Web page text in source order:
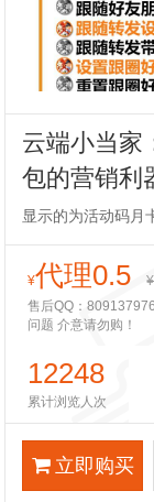
云端小当家
包的营销利
显示的为活动码月
¥代理0.5 ¥
售后QQ：
问题 介意请勿购！
12248
累计浏览人次
立即购买